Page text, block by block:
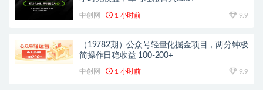
中创网 1 小时前 9.9
（19782期）公众号轻量化掘金项目，两分钟极
简操作日稳收益 100-200+
中创网 1 小时前 9.9